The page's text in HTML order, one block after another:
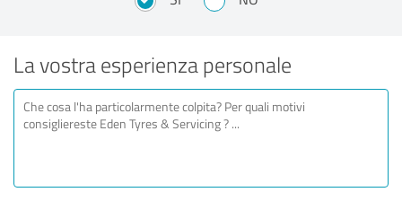
La vostra esperienza personale